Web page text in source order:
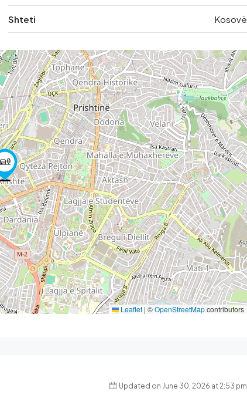
Shteti Kosovë
Leaflet | ©OpenStreetMapcontributors
Updated on June 30, 2026 at 2:53 pm